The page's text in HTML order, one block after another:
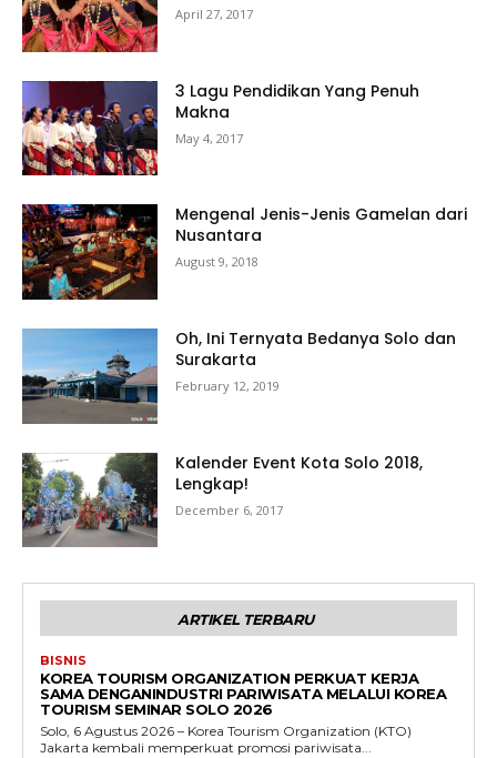
April 27, 2017
3 Lagu Pendidikan Yang Penuh
Makna
May 4, 2017
Mengenal Jenis-Jenis Gamelan dari
Nusantara
August 9, 2018
Oh, Ini Ternyata Bedanya Solo dan
Surakarta
February 12, 2019
Kalender Event Kota Solo 2018,
Lengkap!
December 6, 2017
ARTIKEL TERBARU
BISNIS
KOREA TOURISM ORGANIZATION PERKUAT KERJA
SAMA DENGANINDUSTRI PARIWISATA MELALUI KOREA
TOURISM SEMINAR SOLO 2026
Solo, 6 Agustus 2026 – Korea Tourism Organization (KTO)
Jakarta kembali memperkuat promosi pariwisata...